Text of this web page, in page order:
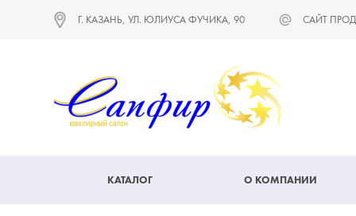
Г. КАЗАНЬ, УЛ. ЮЛИУСА ФУЧИКА, 90 САЙТ
КАТАЛОГ О КОМПАНИИ